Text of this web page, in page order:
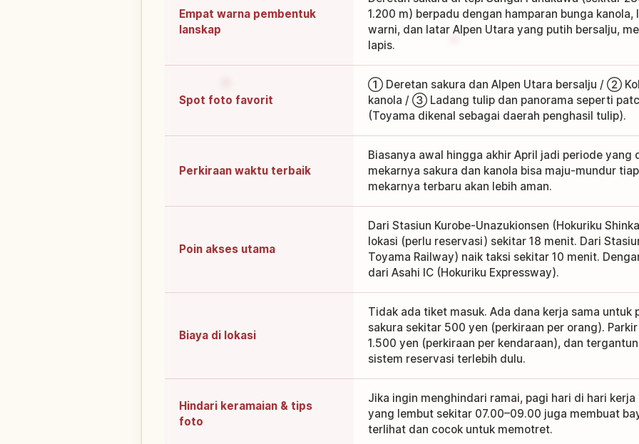
Empat warna pembentuk
lanskap
1.200 m) berpadu dengan hamparan bunga
warni, dan latar Alpen Utara yang putih bersalju,
lapis.
Spot foto favorit
① Deretan sakura dan Alpen Utara bersalju / ②
kanola / ③ Ladang tulip dan panorama seperti
(Toyama dikenal sebagai daerah penghasil tulip).
Perkiraan waktu terbaik
Biasanya awal hingga akhir April jadi periode yang
mekarnya sakura dan kanola bisa maju-mundur
mekarnya terbaru akan lebih aman.
Poin akses utama
Dari Stasiun Kurobe-Unazukionsen (Hokuriku
lokasi (perlu reservasi) sekitar 18 menit. Dari
Toyama Railway) naik taksi sekitar 10 menit.
dari Asahi IC (Hokuriku Expressway).
Biaya di lokasi
Tidak ada tiket masuk. Ada dana kerja sama untuk
sakura sekitar 500 yen (perkiraan per orang).
1.500 yen (perkiraan per kendaraan), dan
sistem reservasi terlebih dulu.
Hindari keramaian & tips
foto
Jika ingin menghindari ramai, pagi hari di hari kerja
yang lembut sekitar 07.00–09.00 juga membuat
terlihat dan cocok untuk memotret.